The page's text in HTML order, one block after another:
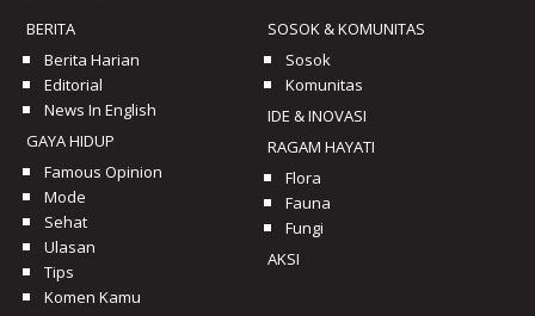
BERITA
Berita Harian
Editorial
News In English
GAYA HIDUP
Famous Opinion
Mode
Sehat
Ulasan
Tips
Komen Kamu
SOSOK & KOMUNITAS
Sosok
Komunitas
IDE & INOVASI
RAGAM HAYATI
Flora
Fauna
Fungi
AKSI